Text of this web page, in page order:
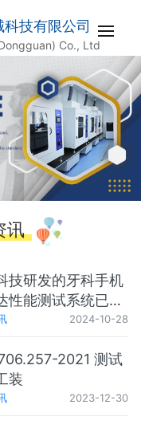
技有限公司
Co., Ltd
讯
技研发的牙科手机
性能测试系统已成
SGS上海实验室
2024-10-28
2021 测试
装
2023-12-30